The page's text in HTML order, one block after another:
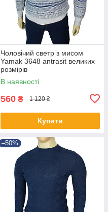
Чоловічий светр з мисом
Yamak 3648 antrasit великих
розмірів
В наявності
560 ₴ 1 120 ₴
Купити
–50%